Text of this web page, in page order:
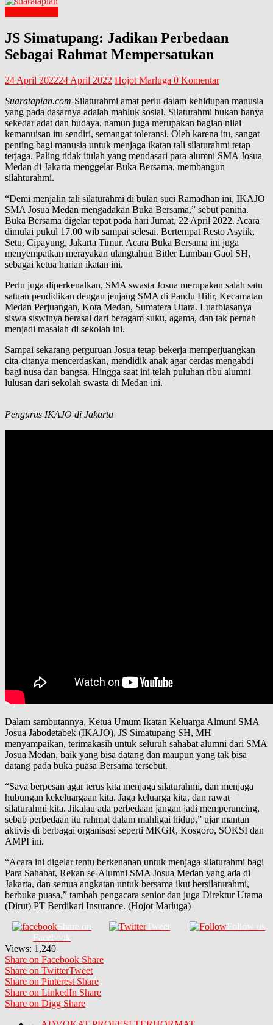
JS Simatupang: Jadikan Perbedaan
Sebagai Rahmat Mempersatukan
24 April 202224 April 2022 Hojot Marluga 0 Komentar
Suaratapian.com-Silaturahmi amat perlu dalam kehidupan manusia
yang pada dasarnya adalah mahluk sosial. Silaturahmi bukan hanya
sekedar adat dan budaya, namun juga merupakan bagian nilai
kemanuisan itu sendiri, semangat toleransi. Oleh karena itu, sangat
penting bagi manusia untuk menjaga ikatan tali silaturahmi tetap
terjaga. Paling tidak itulah yang mendasari para alumni SMA Josua
Medan di Jakarta menggelar Buka Bersama, membangun
silahturahmi.
“Demi menjalin tali silaturahmi di bulan suci Ramadhan ini, IKAJO
SMA Josua Medan mengadakan Buka Bersama,” sebut panitia.
Buka Bersama digelar tepat pada hari Jumat, 22 April 2022. Acara
dimulai pukul 17.00 wib sampai selesai. Bertempat Resto Asyiik,
Setu, Cipayung, Jakarta Timur. Acara Buka Bersama ini juga
menyempatkan merayakan ulangtahun Bitler Lumban Gaol SH,
sebagai ketua harian ikatan ini.
Perlu juga diperkenalkan, SMA swasta Josua merupakan salah satu
satuan pendidikan dengan jenjang SMA di Pandu Hilir, Kecamatan
Medan Perjuangan, Kota Medan, Sumatera Utara. Luarbiasanya
siswa siswinya berasal dari beragam suku, agama, dan tak pernah
menjadi masalah di sekolah ini.
Sampai sekarang perguruan Josua tetap bekerja memperjuangkan
cita-citanya mencerdaskan, mendidik anak agar cerdas mengabdi
bagi nusa dan bangsa. Hingga saat ini telah puluhan ribu alumni
lulusan dari sekolah swasta di Medan ini.
Pengurus IKAJO di Jakarta
Dalam sambutannya, Ketua Umum Ikatan Keluarga Almuni SMA
Josua Jabodetabek (IKAJO), JS Simatupang SH, MH
menyampaikan, terimakasih untuk seluruh sahabat alumni dari SMA
Josua Medan, baik yang bisa datang dan maupun yang tak bisa
datang pada buka puasa Bersama tersebut.
“Saya berpesan agar terus kita menjaga silaturahmi, dan menjaga
hubungan kekeluargaan kita. Jaga keluarga kita, dan rawat
silaturahmi kita. Jikalau ada perbedaan jangan jadi memperuncing,
sebab perbedaan itu rahmat dalam mahligai hidup,” ujar mantan
aktivis di berbagai organisasi seperti MKGR, Kosgoro, SOKSI dan
AMPI ini.
“Acara ini digelar tentu berkenanan untuk menjaga silaturahmi bagi
Para Sahabat, Rekan se-Alumni SMA Josua Medan yang ada di
Jakarta, dan semua angkatan untuk bersama ikut bersilaturahmi,
berbuka puasa,” tambah pengacara senior dan juga Direktur Utama
(Dirut) PT Berdikari Insurance. (Hojot Marluga)
Share on
Facebook
Tweet Follow us
Views: 1,240
Share on Facebook Share
Share on TwitterTweet
Share on Pinterest Share
Share on LinkedIn Share
Share on Digg Share